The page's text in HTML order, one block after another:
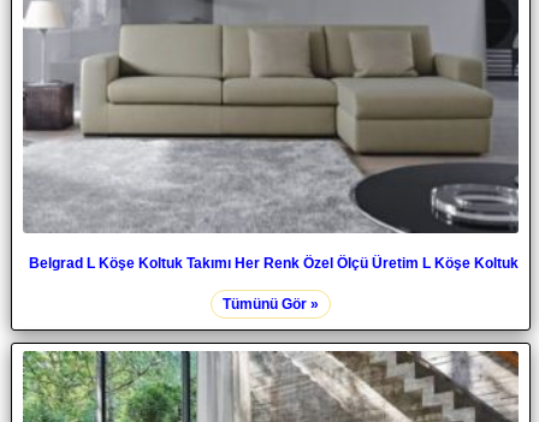
Belgrad L Köşe Koltuk Takımı Her Renk Özel Ölçü Üretim L Köşe Koltuk
Tümünü Gör »